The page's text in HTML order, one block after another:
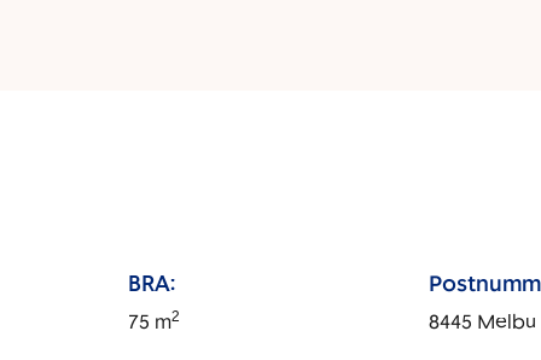
BRA:
75 m2 8445 Melbu